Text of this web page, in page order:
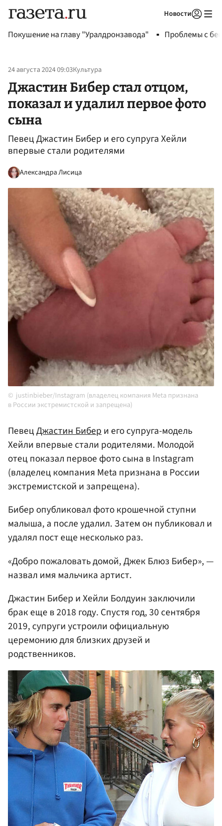
Новости
Покушение на главу "Уралдронзавода" Проблемы с
24 августа 2024 09:03Культура
Джастин Бибер стал отцом,
показал и удалил первое фото
сына
Певец Джастин Бибер и его супруга Хейли
впервые стали родителями
Александра Лисица
justinbieber/Instagram (владелец компания Meta признана
в России экстремистской и запрещена)
ПевецДжастин Бибери его супруга-модель
Хейли впервые стали родителями. Молодой
отец показал первое фото сына в Instagram
(владелец компания Meta признана в России
экстремистской и запрещена).
Бибер опубликовал фото крошечной ступни
малыша, а после удалил. Затем он публиковал и
удалял пост еще несколько раз.
«Добро пожаловать домой, Джек Блюз Бибер», —
назвал имя мальчика артист.
Джастин Бибер и Хейли Болдуин заключили
брак еще в 2018 году. Спустя год, 30 сентября
2019, супруги устроили официальную
церемонию для близких друзей и
родственников.